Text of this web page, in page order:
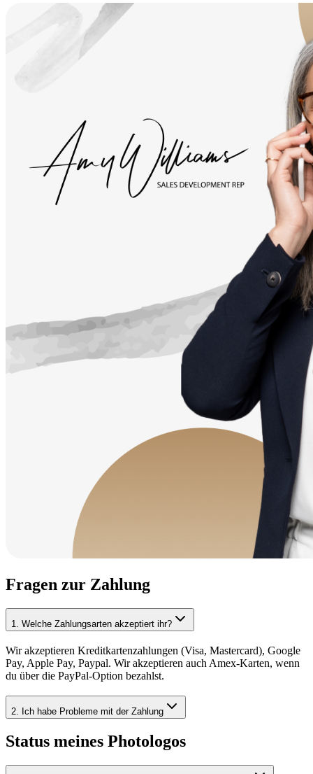
Fragen zur Zahlung
1. Welche Zahlungsarten akzeptiert ihr?
Wir akzeptieren Kreditkartenzahlungen (Visa, Mastercard), Google
Pay, Apple Pay, Paypal. Wir akzeptieren auch Amex-Karten, wenn
du über die PayPal-Option bezahlst.
2 Ich habe Probleme mit der Zahlung
Status meines Photologos